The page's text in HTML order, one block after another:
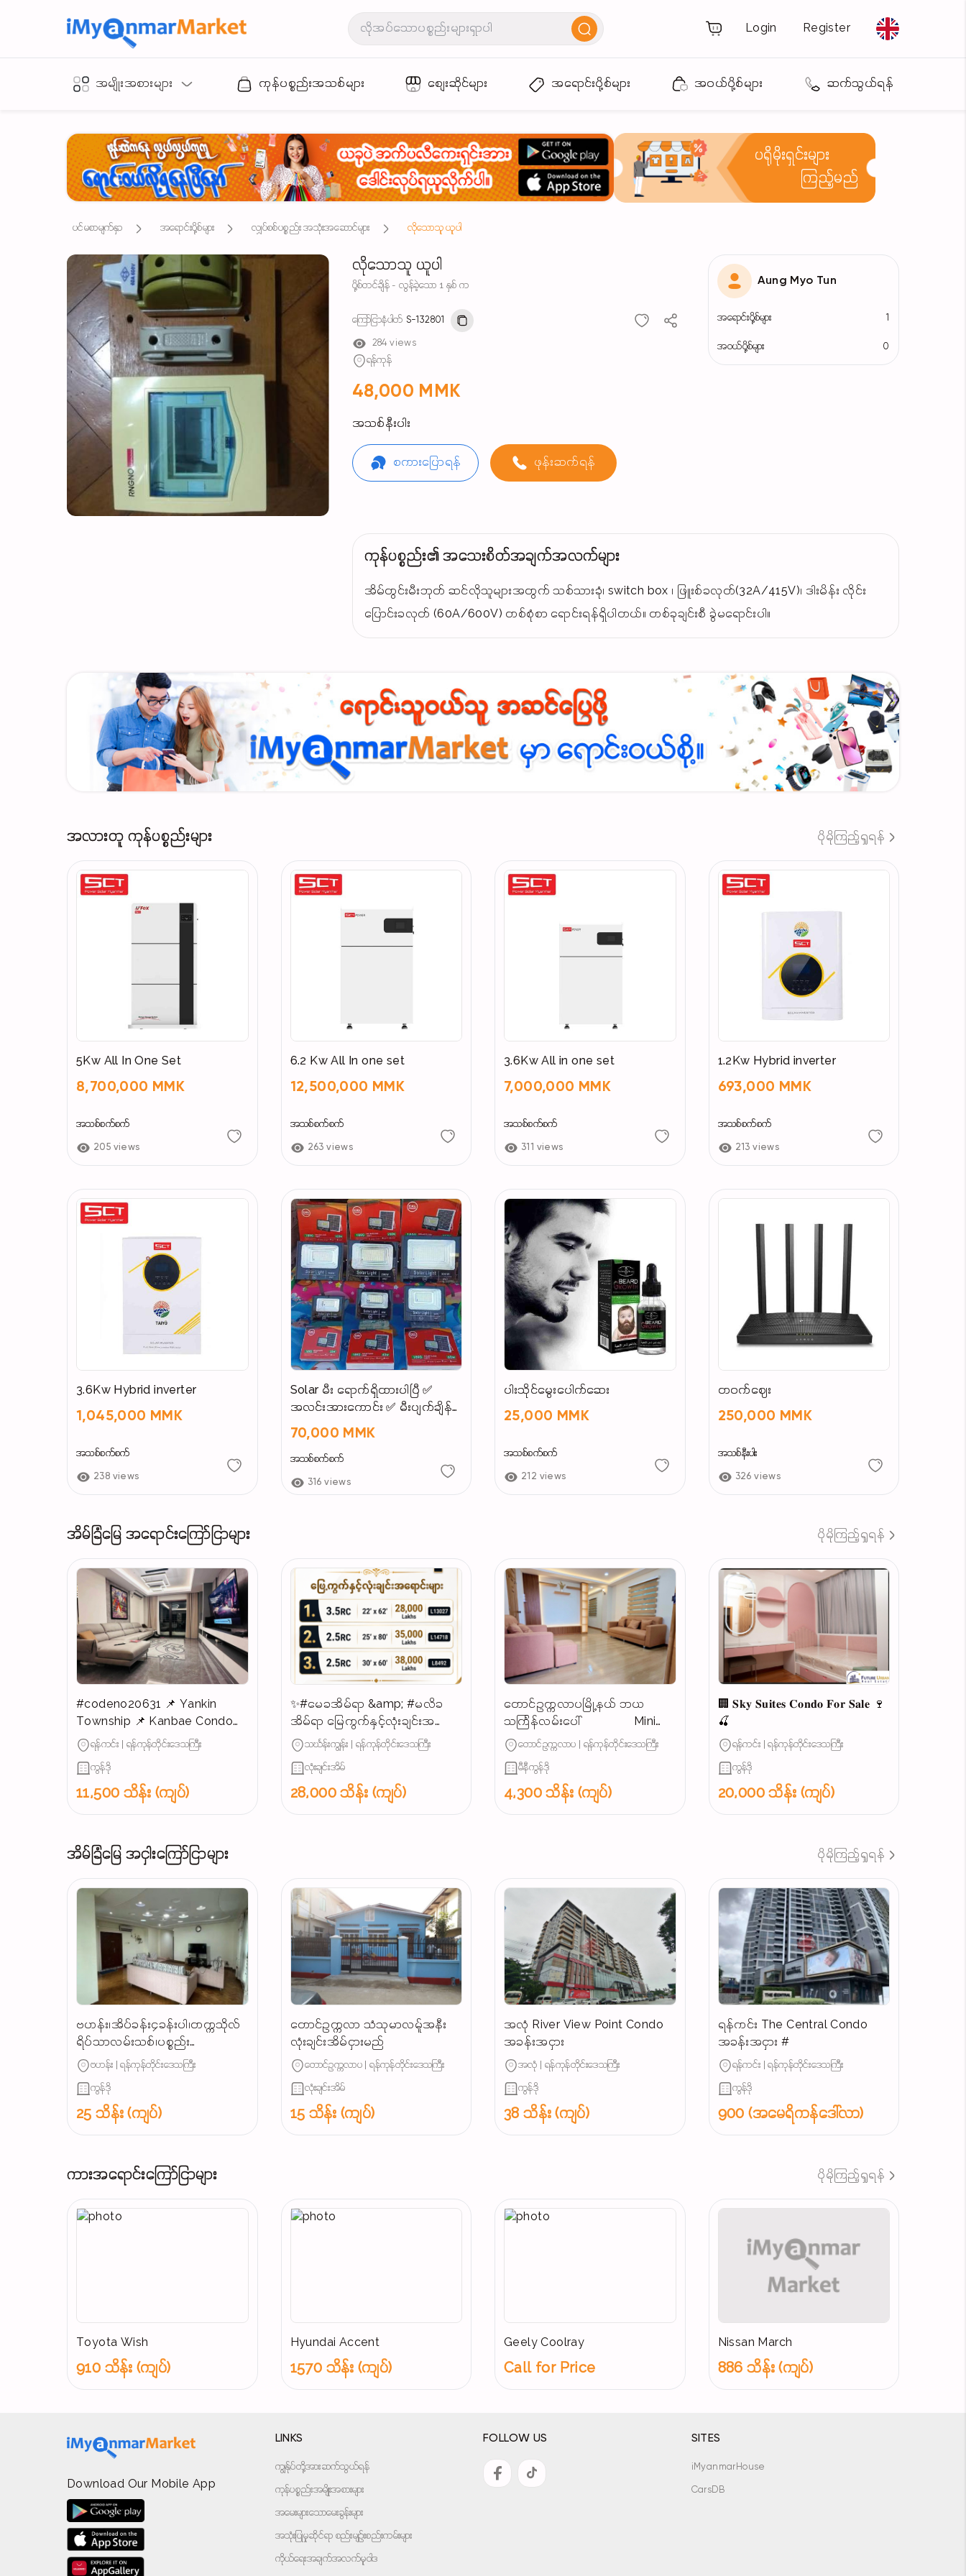
Login Register
အမျိုးအစားများ ကုန်ပစ္စည်းအသစ်များ စျေးဆိုင်များ အရောင်းပို့စ်များ အဝယ်ပို့စ်များ ဆက်သွယ်ရန်
ပရိုမိုးရှင်းများ
ကြည့်မည်
ပင်မစာမျက်နှာ အရောင်းပို့စ်များ လျှပ်စစ်ပစ္စည်း အသုံးအဆောင်များ လိုသောသူ ယူပါ
လိုသောသူ ယူပါ
ပို့စ်တင်ချိန် - လွန်ခဲ့သော 1 နှစ် က
ကြော်ငြာနံပါတ် S-132801
284 views
ရန်ကုန်
48,000 MMK
အသစ်နီးပါး
စကားပြောရန် ဖုန်းဆက်ရန်
Aung Myo Tun
အရောင်းပို့စ်များ 1
အဝယ်ပို့စ်များ 0
ကုန်ပစ္စည်း၏ အသေးစိတ်အချက်အလက်များ
အိမ်တွင်းမီးဘုတ် ဆင်လိုသူများအတွက် သစ်သားခုံ၊ switch box ၊ ဖြူးစ်ခလုတ်(32A/415V)၊ ဒါးမိန်း လိုင်း
ပြောင်းခလုတ် (60A/600V) တစ်စုံစာ ရောင်းရန်ရှိပါတယ်။ တစ်ခုချင်းစီ ခွဲမရောင်းပါ။
အလားတူ ကုန်ပစ္စည်းများ ပိုမိုကြည့်ရှုရန်
5Kw All In One Set
8,700,000 MMK
အသစ်စက်စက်
205 views
6.2 Kw All In one set
12,500,000 MMK
အသစ်စက်စက်
263 views
3.6Kw All in one set
7,000,000 MMK
အသစ်စက်စက်
311 views
1.2Kw Hybrid inverter
693,000 MMK
အသစ်စက်စက်
213 views
3.6Kw Hybrid inverter
1,045,000 MMK
အသစ်စက်စက်
238 views
Solar မီး ရောက်ရှိထားပါပြီ ✅
အလင်းအားကောင်း ✅ မီးပျက်ချိန်
အားကိုးရ ✅ နေရောင်ဖြင့် အားသွင်း
အသုံးပြုနိုင်
70,000 MMK
အသစ်စက်စက်
316 views
ပါးသိုင်မွေးပေါက်ဆေး
25,000 MMK
အသစ်စက်စက်
212 views
တဝက်ဈေး
250,000 MMK
အသစ်နီးပါး
326 views
အိမ်ခြံမြေ အရောင်းကြော်ငြာများ ပိုမိုကြည့်ရှုရန်
#codeno20631 📌 Yankin
Township 📌 Kanbae Condo
for SALE 📣📣📣
ရန်ကင်း | ရန်ကုန်တိုင်းဒေသကြီး
ကွန်ဒို
11,500 သိန်း (ကျပ်)
✨#မေခအိမ်ရာ &amp; #မလိခ
အိမ်ရာ မြေကွက်နှင့်လုံးချင်းအ
ရောင်းများ
သင်္ဃန်းကျွန်း | ရန်ကုန်တိုင်းဒေသကြီး
လုံးချင်းအိမ်
28,000 သိန်း (ကျပ်)
တောင်ဥက္ကလာပမြို့နယ် ဘယ
သင်္ကြန်လမ်းပေါ် Mini
Condo အရောင်း (𝐏𝐎𝐒𝐓 𝐍𝐎.291
တောင်ဥက္ကလာပ | ရန်ကုန်တိုင်းဒေသကြီး
မီနီကွန်ဒို
4,300 သိန်း (ကျပ်)
🏢 𝐒𝐤𝐲 𝐒𝐮𝐢𝐭𝐞𝐬 𝐂𝐨𝐧𝐝𝐨 𝐅𝐨𝐫 𝐒𝐚𝐥𝐞 🍷
🍒
ရန်ကင်း | ရန်ကုန်တိုင်းဒေသကြီး
ကွန်ဒို
20,000 သိန်း (ကျပ်)
အိမ်ခြံမြေ အငှါးကြော်ငြာများ ပိုမိုကြည့်ရှုရန်
ဗဟန်း၊အိပ်ခန်း၄ခန်းပါ၊တက္ကသိုလ်
ရိပ်သာလမ်းသစ်၊ပစ္စည်း
စုံCondoအငှါးမို့၊စရန်ဦးသူရ👉☎️
ဗဟန်း | ရန်ကုန်တိုင်းဒေသကြီး
ကွန်ဒို
25 သိန်း (ကျပ်)
တောင်ဥက္ကလာ သံသုမာလမ်ူအနီး
လုံးချင်းအိမ်ငှားမည်
တောင်ဥက္ကလာပ | ရန်ကုန်တိုင်းဒေသကြီး
လုံးချင်းအိမ်
15 သိန်း (ကျပ်)
အလုံ River View Point Condo
အခန်းအငှား
အလုံ | ရန်ကုန်တိုင်းဒေသကြီး
ကွန်ဒို
38 သိန်း (ကျပ်)
ရန်ကင်း The Central Condo
အခန်းအငှား #
ရန်ကင်း | ရန်ကုန်တိုင်းဒေသကြီး
ကွန်ဒို
900 (အမေရိကန်ဒေါ်လာ)
ကားအရောင်းကြော်ငြာများ ပိုမိုကြည့်ရှုရန်
Toyota Wish
910 သိန်း (ကျပ်)
Hyundai Accent
1570 သိန်း (ကျပ်)
Geely Coolray
Call for Price
Nissan March
886 သိန်း (ကျပ်)
Download Our Mobile App
LINKS
ကျွန်ုပ်တို့အားဆက်သွယ်ရန်
ကုန်ပစ္စည်းအမျိုးအစားများ
အမေးများသောမေးခွန်းများ
အသုံးပြုမှုဆိုင်ရာ စည်းမျဉ်းစည်းကမ်းများ
ကိုယ်ရေးအချက်အလက်မူဝါဒ
FOLLOW US SITES
iMyanmarHouse
CarsDB